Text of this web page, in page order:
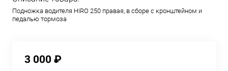
Подножка водителя HIRO 250 правая, в сборе с кронштейном и
педалью тормоза
3 000 ₽